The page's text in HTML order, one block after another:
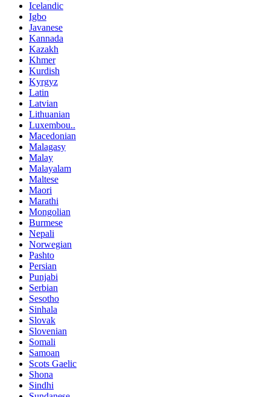
Icelandic
Igbo
Javanese
Kannada
Kazakh
Khmer
Kurdish
Kyrgyz
Latin
Latvian
Lithuanian
Luxembou..
Macedonian
Malagasy
Malay
Malayalam
Maltese
Maori
Marathi
Mongolian
Burmese
Nepali
Norwegian
Pashto
Persian
Punjabi
Serbian
Sesotho
Sinhala
Slovak
Slovenian
Somali
Samoan
Scots Gaelic
Shona
Sindhi